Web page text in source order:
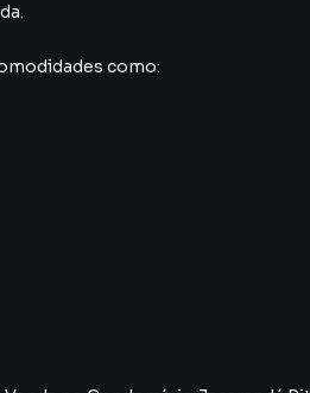
.
como: